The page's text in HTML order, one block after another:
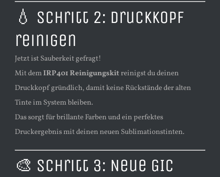
💧 Schritt 2: Druckkopf
reinigen
Jetzt ist Sauberkeit gefragt!
Mit demIRP401 Reinigungskitreinigst du deinen
Druckkopf gründlich, damit keine Rückstände der alten
Tinte im System bleiben.
Das sorgt für brillante Farben und ein perfektes
Druckergebnis mit deinen neuen Sublimationstinten.
🎨 Schritt 3: Neue GIC